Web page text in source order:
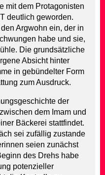
mit dem Protagonisten
deutlich geworden.
Argwohn ein, der in
habe und sie,
Die grundsätzliche
Absicht hinter
in gebündelter Form
zum Ausdruck.
der
dem Imam und
Bäckerei stattfindet.
sei zufällig zustande
seien zunächst
des Drehs habe
potenzieller